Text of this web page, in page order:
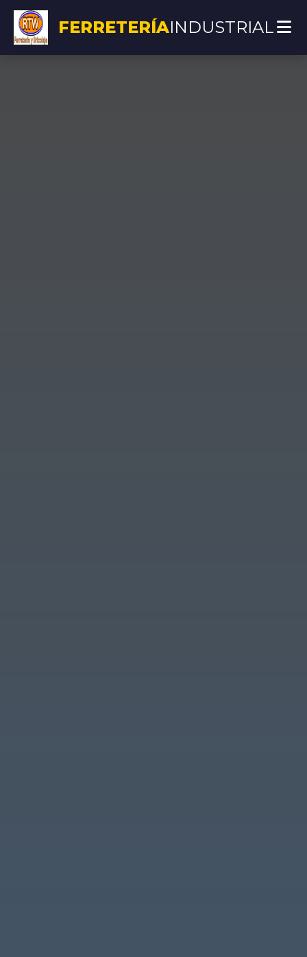
FERRETERÍAINDUSTRIAL